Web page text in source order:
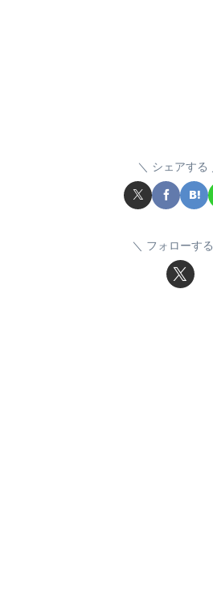
シェアする
フォローする